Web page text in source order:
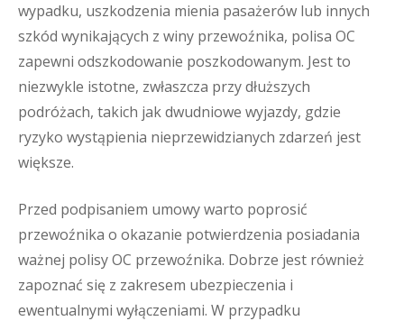
wypadku, uszkodzenia mienia pasażerów lub innych
szkód wynikających z winy przewoźnika, polisa OC
zapewni odszkodowanie poszkodowanym. Jest to
niezwykle istotne, zwłaszcza przy dłuższych
podróżach, takich jak dwudniowe wyjazdy, gdzie
ryzyko wystąpienia nieprzewidzianych zdarzeń jest
większe.
Przed podpisaniem umowy warto poprosić
przewoźnika o okazanie potwierdzenia posiadania
ważnej polisy OC przewoźnika. Dobrze jest również
zapoznać się z zakresem ubezpieczenia i
ewentualnymi wyłączeniami. W przypadku